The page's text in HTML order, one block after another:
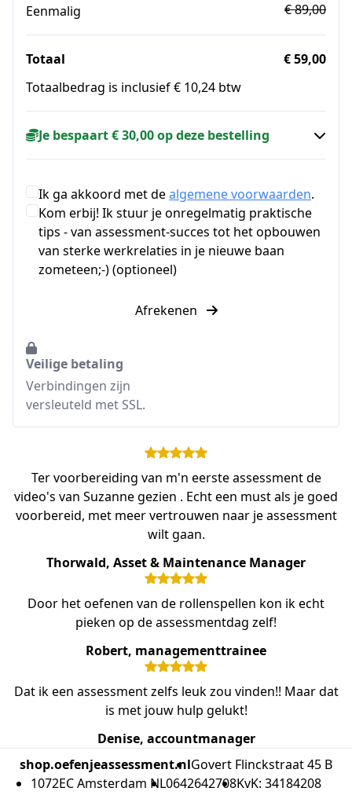
Eenmalig
€ 89,00
Totaal
€ 59,00
Totaalbedrag is inclusief € 10,24 btw
Je bespaart € 30,00 op deze bestelling
Ik ga akkoord met dealgemene voorwaarden.
Kom erbij! Ik stuur je onregelmatig praktische
tips - van assessment-succes tot het opbouwen
van sterke werkrelaties in je nieuwe baan
zometeen;-) (optioneel)
Afrekenen
Veilige betaling
Verbindingen zijn
versleuteld met SSL.
Ter voorbereiding van m'n eerste assessment de
video's van Suzanne gezien . Echt een must als je goed
voorbereid, met meer vertrouwen naar je assessment
wilt gaan.
Thorwald, Asset & Maintenance Manager
Door het oefenen van de rollenspellen kon ik echt
pieken op de assessmentdag zelf!
Robert, managementtrainee
Dat ik een assessment zelfs leuk zou vinden!! Maar dat
is met jouw hulp gelukt!
Denise, accountmanager
shop.oefenjeassessment.nlGovert Flinckstraat 45 B
1072EC Amsterdam NL0642642708KvK: 34184208